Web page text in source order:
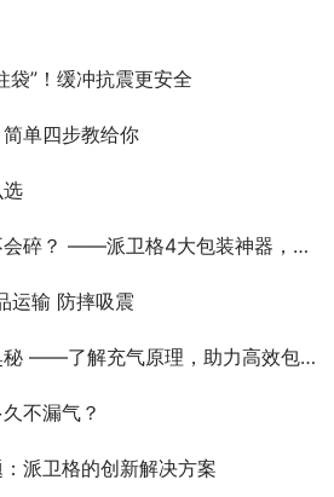
袋”！缓冲抗震更安全
单四步教给你
派卫格4大包装神器，拯救你的“破碎焦虑”！
运输 防摔吸震
——了解充气原理，助力高效包装
不漏气？
派卫格的创新解决方案